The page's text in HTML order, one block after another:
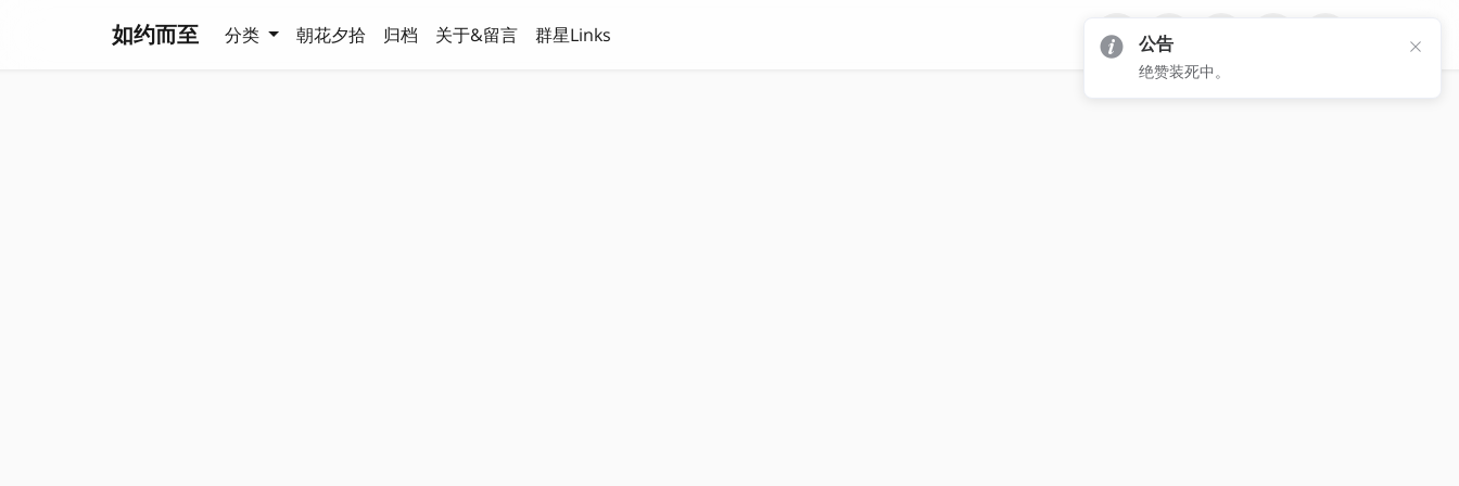
如约而至 分类 朝花夕拾 归档 关于&留言 群星Links 公告
绝赞装死中。